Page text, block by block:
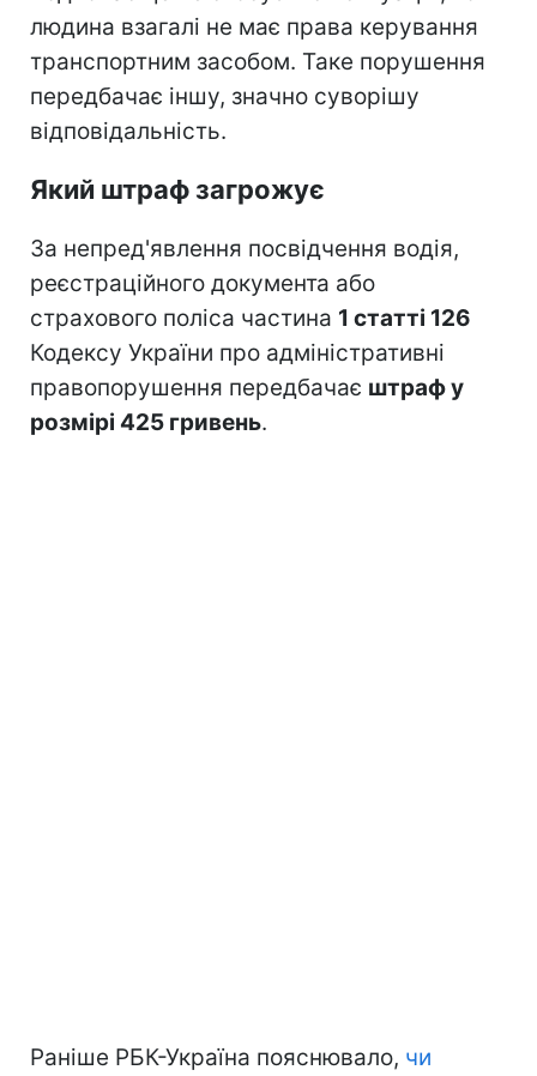
людина взагалі не має права керування
транспортним засобом. Таке порушення
передбачає іншу, значно суворішу
відповідальність.
Який штраф загрожує
За непред'явлення посвідчення водія,
реєстраційного документа або
страхового поліса частина 1 статті 126
Кодексу України про адміністративні
правопорушення передбачає штраф у
розмірі 425 гривень.
Раніше РБК-Україна пояснювало, чи